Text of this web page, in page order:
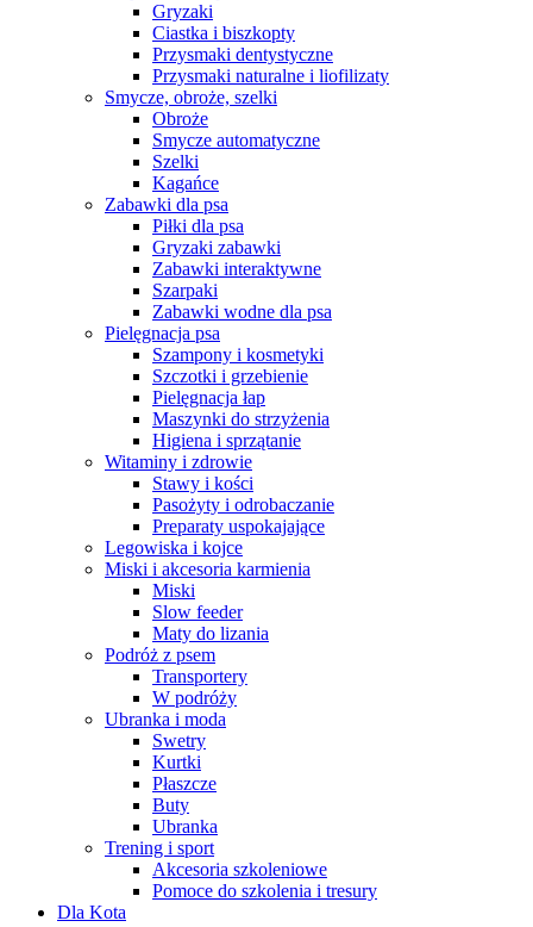
Gryzaki
Ciastka i biszkopty
Przysmaki dentystyczne
Przysmaki naturalne i liofilizaty
Smycze, obroże, szelki
Obroże
Smycze automatyczne
Szelki
Kagańce
Zabawki dla psa
Piłki dla psa
Gryzaki zabawki
Zabawki interaktywne
Szarpaki
Zabawki wodne dla psa
Pielęgnacja psa
Szampony i kosmetyki
Szczotki i grzebienie
Pielęgnacja łap
Maszynki do strzyżenia
Higiena i sprzątanie
Witaminy i zdrowie
Stawy i kości
Pasożyty i odrobaczanie
Preparaty uspokajające
Legowiska i kojce
Miski i akcesoria karmienia
Miski
Slow feeder
Maty do lizania
Podróż z psem
Transportery
W podróży
Ubranka i moda
Swetry
Kurtki
Płaszcze
Buty
Ubranka
Trening i sport
Akcesoria szkoleniowe
Pomoce do szkolenia i tresury
Dla Kota